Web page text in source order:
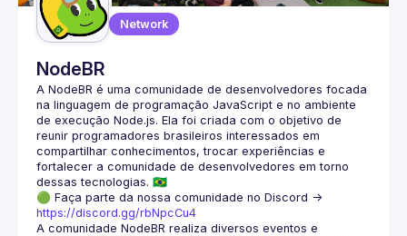
Network
NodeBR
A NodeBR é uma comunidade de desenvolvedores focada
na linguagem de programação JavaScript e no ambiente
de execução Node.js. Ela foi criada com o objetivo de
reunir programadores brasileiros interessados em
compartilhar conhecimentos, trocar experiências e
fortalecer a comunidade de desenvolvedores em torno
🟢 Faça parte da nossa comunidade no Discord ->
https://discord.gg/rbNpcCu4
A comunidade NodeBR realiza diversos eventos e